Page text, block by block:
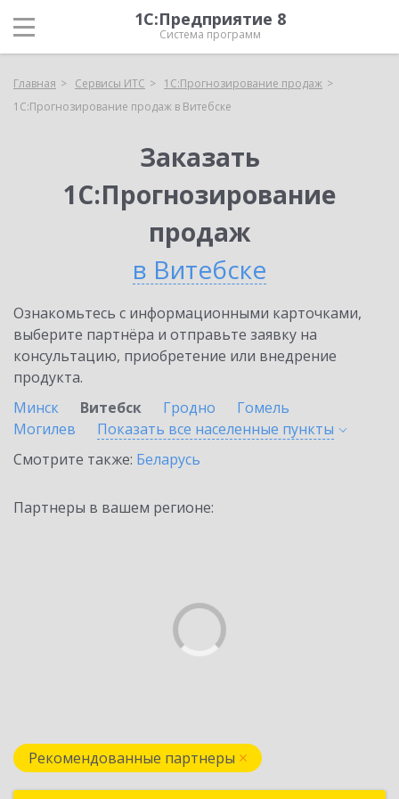
1С:Предприятие 8
Система программ
Главная Сервисы ИТС
1С:Прогнозирование продаж
1С:Прогнозирование продаж в Витебске
Заказать
1С:Прогнозирование
продаж
в Витебске
Ознакомьтесь с информационными карточками,
выберите партнёра и отправьте заявку на
консультацию, приобретение или внедрение
продукта.
Минск
Витебск Гродно
Гомель
Могилев
Показать все населенные пункты
Смотрите также: Беларусь
Партнеры в вашем регионе:
Рекомендованные партнеры